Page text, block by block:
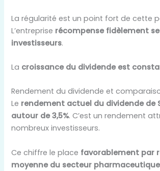
La régularité est un point fort de cette
L’entreprise récompense fidèlement
investisseurs.
La croissance du dividende est
Rendement du dividende et
Le rendement actuel du dividende de
autour de 3,5%. C’est un rendement
nombreux investisseurs.
Ce chiffre le place favorablement par
moyenne du secteur pharmaceutique